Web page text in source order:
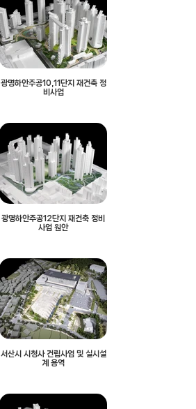
광명하안주공10,11단지 재건축 정
비사업
광명하안주공12단지 재건축 정비
사업 원안
서산시 시청사 건립사업 및 실시설
계 용역